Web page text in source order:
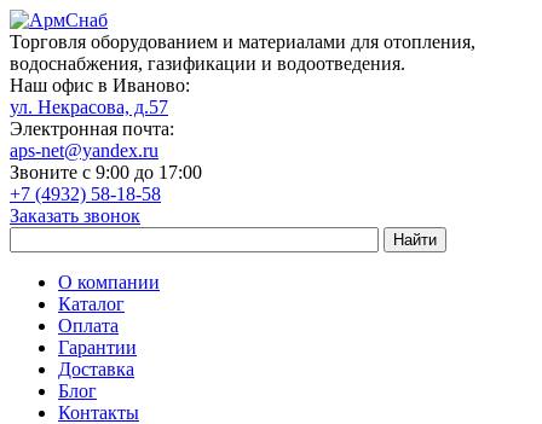
Торговля оборудованием и материалами для отопления,
водоснабжения, газификации и водоотведения.
Наш офис в Иваново:
ул. Некрасова, д.57
Электронная почта:
aps-net@yandex.ru
Звоните с 9:00 до 17:00
+7 (4932) 58-18-58
Заказать звонок
О компании
Каталог
Оплата
Гарантии
Доставка
Блог
Контакты